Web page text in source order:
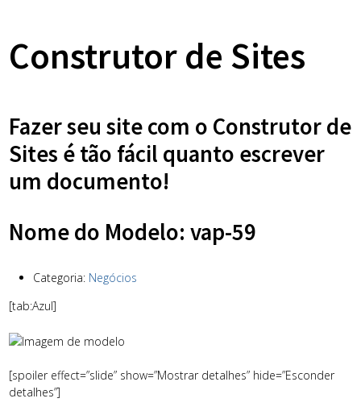
Construtor de Sites
Fazer seu site com o Construtor de
Sites é tão fácil quanto escrever
um documento!
Nome do Modelo: vap-59
Categoria: Negócios
[tab:Azul]
[spoiler effect=”slide” show=”Mostrar detalhes” hide=”Esconder
detalhes”]